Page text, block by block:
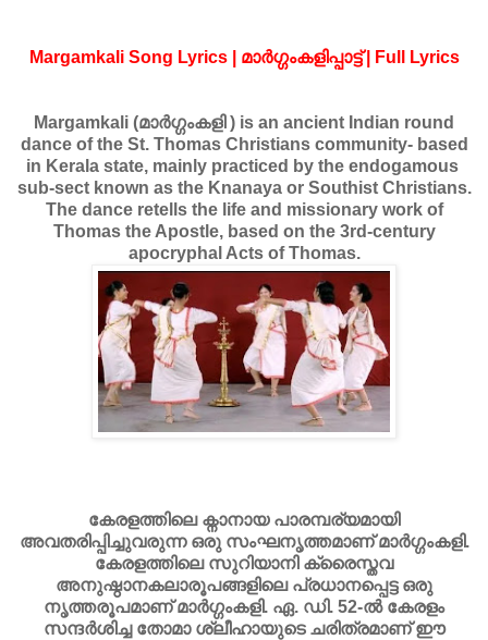
Margamkali Song Lyrics | മാര്‍ഗ്ഗംകളിപ്പാട്ട് | Full Lyrics
Margamkali (മാർഗ്ഗംകളി ) is an ancient Indian round
dance of the St. Thomas Christians community- based
in Kerala state, mainly practiced by the endogamous
sub-sect known as the Knanaya or Southist Christians.
The dance retells the life and missionary work of
Thomas the Apostle, based on the 3rd-century
apocryphal Acts of Thomas.
കേരളത്തിലെ ക്നാനായ പാരമ്പര്യമായി
അവതരിപ്പിച്ചുവരുന്ന ഒരു സംഘനൃത്തമാണ് മാർഗ്ഗംകളി.
കേരളത്തിലെ സുറിയാനി ക്രൈസ്തവ
അനുഷ്ഠാനകലാരൂപങ്ങളിലെ പ്രധാനപ്പെട്ട ഒരു
നൃത്തരൂപമാണ്‌ മാർഗ്ഗംകളി. ഏ. ഡി. 52-ൽ കേരളം
സന്ദർശിച്ച തോമാ ശ്ലീഹായുടെ ചരിത്രമാണ്‌ ഈ